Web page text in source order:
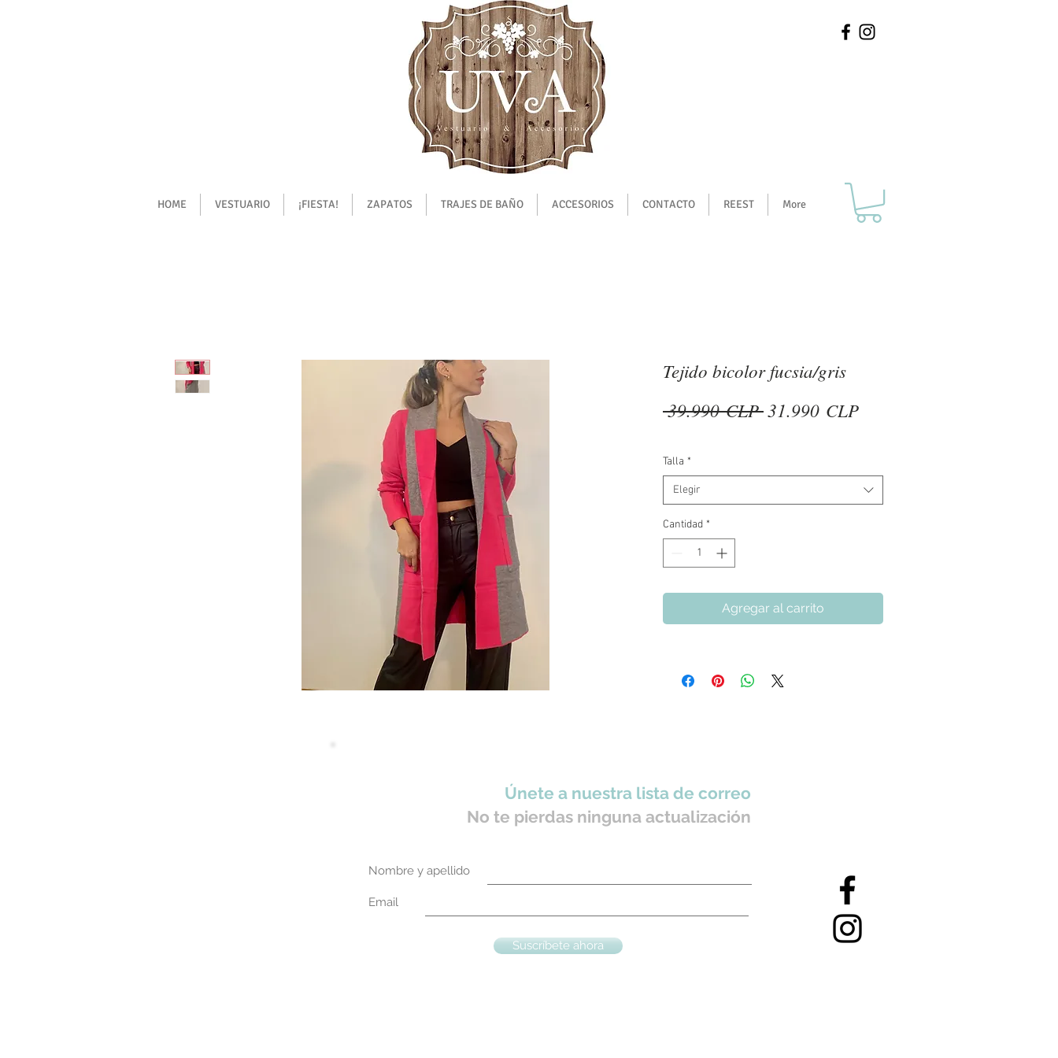
HOME VESTUARIO ¡FIESTA! ZAPATOS TRAJES DE BAÑO ACCESORIOS CONTACTO REEST More
Tejido bicolor fucsia/gris
39.990 CLP Precio
31.990 CLPPrecio
Talla *
Elegir
Cantidad *
Agregar al carrito
Únete a nuestra lista de correo
No te pierdas ninguna actualización
Nombre y apellido
Email
Suscríbete ahora